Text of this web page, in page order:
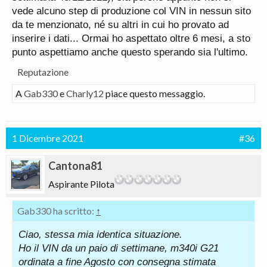
non prima.
Buona giornata
vede alcuno step di produzione col VIN in nessun sito
da te menzionato, né su altri in cui ho provato ad
inserire i dati... Ormai ho aspettato oltre 6 mesi, a sto
punto aspettiamo anche questo sperando sia l'ultimo.
Reputazione
AGab330eCharly12 piace questo messaggio.
1 Dicembre 2021 #36
Cantona81
Aspirante Pilota
Gab330 ha scritto: ↑
Ciao, stessa mia identica situazione.
Ho il VIN da un paio di settimane, m340i G21
ordinata a fine Agosto con consegna stimata